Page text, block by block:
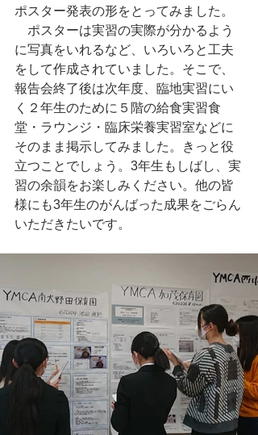
ポスター発表の形をとってみました。
ポスターは実習の実際が分かるよう
に写真をいれるなど、いろいろと工夫
をして作成されていました。そこで、
報告会終了後は次年度、臨地実習にい
く２年生のために５階の給食実習食
堂・ラウンジ・臨床栄養実習室などに
そのまま掲示してみました。きっと役
立つことでしょう。3年生もしばし、実
習の余韻をお楽しみください。他の皆
様にも3年生のがんばった成果をごらん
いただきたいです。